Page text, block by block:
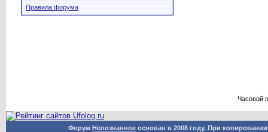
Правила форума
Часовой
Форум Непознанное основан в 2008 году. При